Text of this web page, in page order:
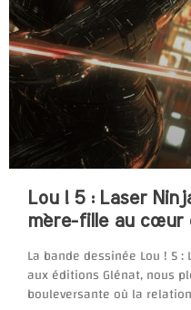
Lou ! 5 : Laser
mère-fille au cœur
La bande dessinée Lou ! 5
aux éditions Glénat, nous
bouleversante où la